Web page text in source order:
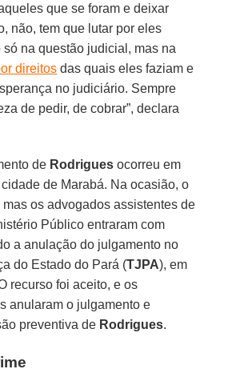
que se foram e deixar
não, tem que lutar por eles
na questão judicial, mas na
direitos das quais eles faziam e
no judiciário. Sempre
de pedir, de cobrar”, declara
de Rodrigues ocorreu em
de Marabá. Na ocasião, o
os advogados assistentes de
Público entraram com
a anulação do julgamento no
do Estado do Pará (TJPA), em
recurso foi aceito, e os
anularam o julgamento e
preventiva de Rodrigues.